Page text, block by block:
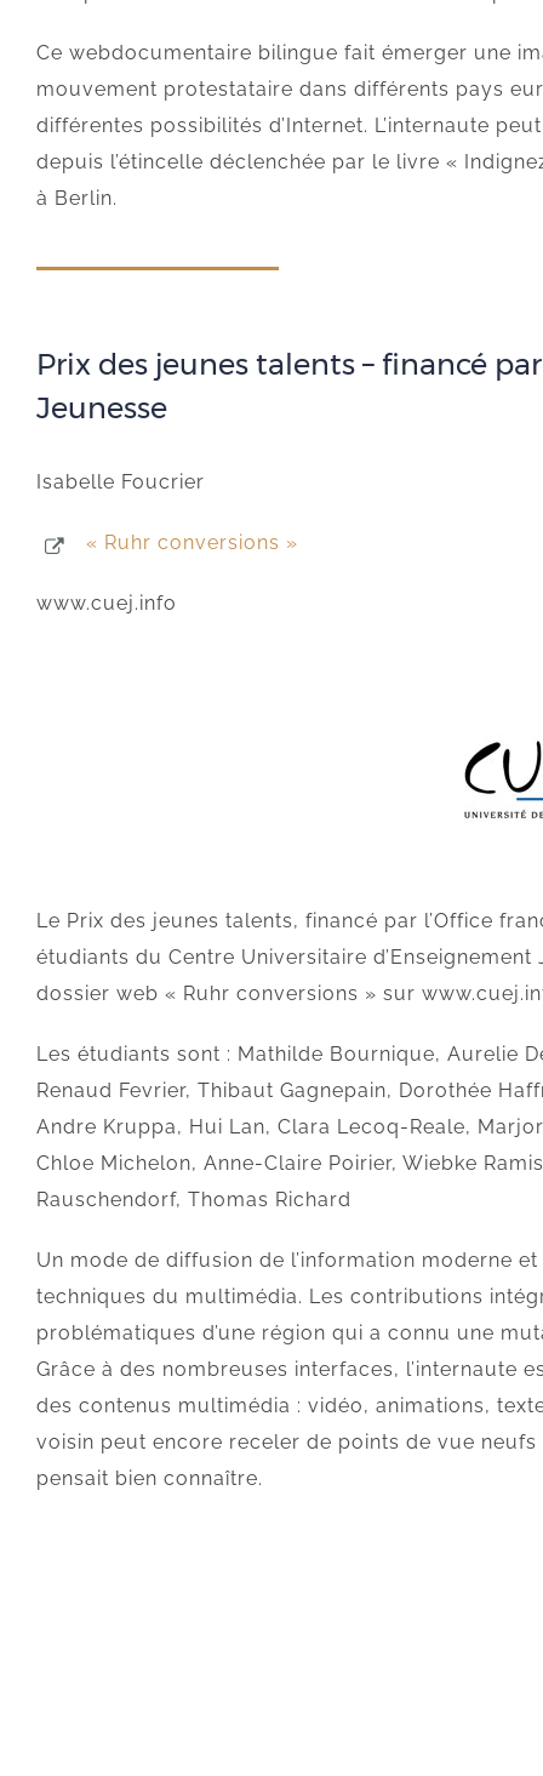
Ce webdocumentaire bilingue fait émerger une
mouvement protestataire dans différents pays
différentes possibilités d’Internet. L’internaute
depuis l’étincelle déclenchée par le livre «
à Berlin.
Prix des jeunes talents – financé
Jeunesse
Isabelle Foucrier
« Ruhr conversions »
www.cuej.info
Le Prix des jeunes talents, financé par l’Office
étudiants du Centre Universitaire
dossier web « Ruhr conversions » sur
Les étudiants sont : Mathilde Bournique, Aurelie
Renaud Fevrier, Thibaut Gagnepain, Dorothée
Andre Kruppa, Hui Lan, Clara Lecoq-Reale,
Chloe Michelon, Anne-Claire Poirier, Wiebke
Rauschendorf, Thomas Richard
Un mode de diffusion de l’information moderne
techniques du multimédia. Les contributions
problématiques d’une région qui a connu une
Grâce à des nombreuses interfaces, l’internaute
des contenus multimédia : vidéo, animations,
voisin peut encore receler de points de vue neufs
pensait bien connaître.